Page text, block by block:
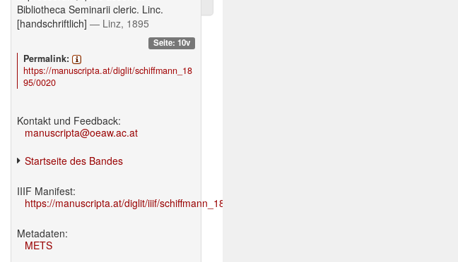
Bibliotheca Seminarii cleric. Linc.
[handschriftlich] — Linz, 1895
Seite: 10v
Permalink:
https://manuscripta.at/diglit/schiffmann_18
95/0020
Kontakt und Feedback:
manuscripta@oeaw.ac.at
Startseite des Bandes
IIIF Manifest:
https://manuscripta.at/diglit/iiif/schiffmann_1895/manifest.json
Metadaten:
METS